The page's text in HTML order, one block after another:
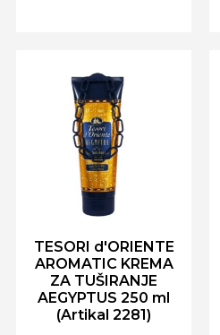
TESORI d'ORIENTE
AROMATIC KREMA
ZA TUŠIRANJE
AEGYPTUS 250 ml
(Artikal 2281)